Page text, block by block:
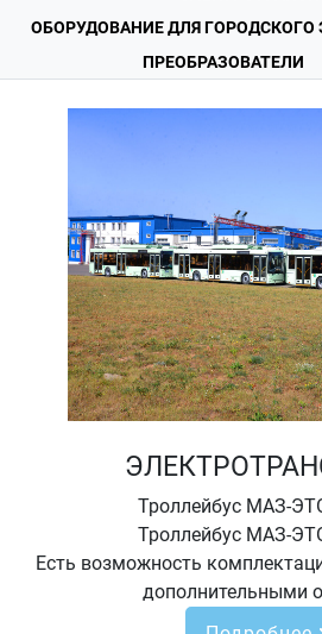
ОБОРУДОВАНИЕ ДЛЯ ГОРОДСКОГО
ПРЕОБРАЗОВАТЕЛИ
Троллейбус МАЗ-
Троллейбус МАЗ-
Есть возможность
дополнительными